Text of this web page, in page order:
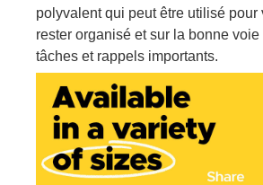
polyvalent qui peut être utilisé pour
rester organisé et sur la bonne
tâches et rappels importants.